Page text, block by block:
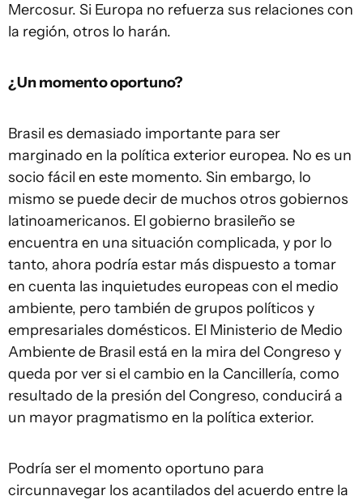
Mercosur. Si Europa no refuerza sus relaciones con
la región, otros lo harán.
¿Un momento oportuno?
Brasil es demasiado importante para ser
marginado en la política exterior europea. No es un
socio fácil en este momento. Sin embargo, lo
mismo se puede decir de muchos otros gobiernos
latinoamericanos. El gobierno brasileño se
encuentra en una situación complicada, y por lo
tanto, ahora podría estar más dispuesto a tomar
en cuenta las inquietudes europeas con el medio
ambiente, pero también de grupos políticos y
empresariales domésticos. El Ministerio de Medio
Ambiente de Brasil está en la mira del Congreso y
queda por ver si el cambio en la Cancillería, como
resultado de la presión del Congreso, conducirá a
un mayor pragmatismo en la política exterior.
Podría ser el momento oportuno para
circunnavegar los acantilados del acuerdo entre la